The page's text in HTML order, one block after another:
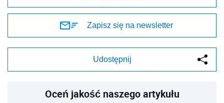
Zapisz się na newsletter
Udostępnij
Oceń jakość naszego artykułu